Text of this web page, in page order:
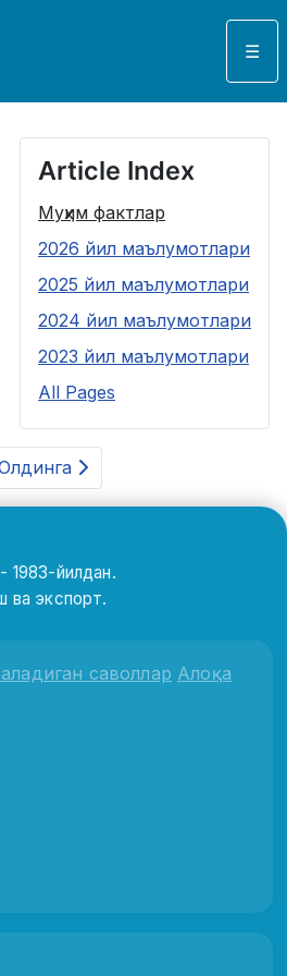
Select your language
☰
Article Index
Муҳим фактлар
2026 йил маълумотлари
2025 йил маълумотлари
2024 йил маълумотлари
2023 йил маълумотлари
All Pages
1983-йилдан.
ва экспорт.
саволлар Алоқа